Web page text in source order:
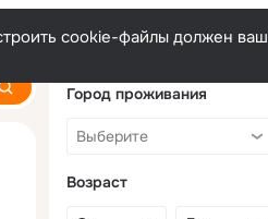
cookie-файлы должен ваш
Город проживания
Возраст